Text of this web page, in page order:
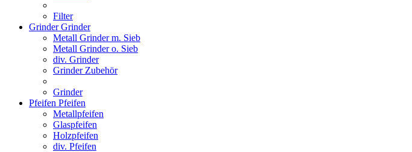
Filter
GrinderGrinder
Metall Grinder m. Sieb
Metall Grinder o. Sieb
div. Grinder
Grinder Zubehör
Grinder
Pfeifen Pfeifen
Metallpfeifen
Glaspfeifen
Holzpfeifen
div. Pfeifen